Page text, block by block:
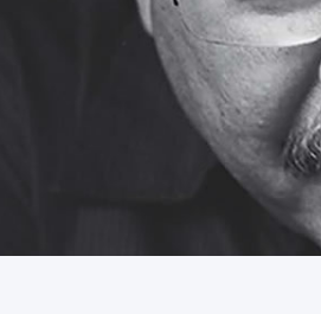
SEMBLANZA
ENTREVISTAS
CRÍTICA
PRODUCCIÓN ARTÍSTICA